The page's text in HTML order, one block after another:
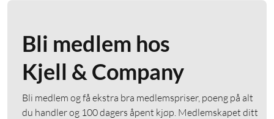
Bli medlem hos
Kjell & Company
Bli medlem og få ekstra bra medlemspriser, poeng på alt
du handler og 100 dagers åpent kjøp. Medlemskapet ditt